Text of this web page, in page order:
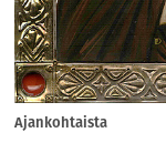
Ajankohtaista